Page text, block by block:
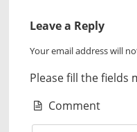
Leave a Reply
Your email address will
Please fill the fields
Comment